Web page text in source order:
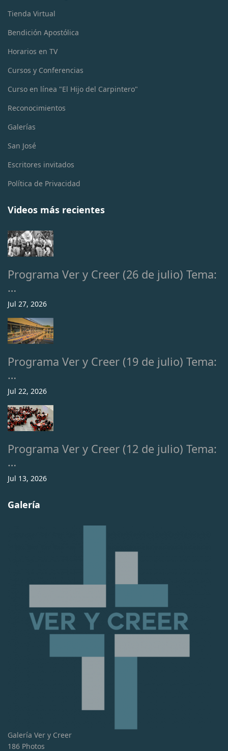
Tienda Virtual
Bendición Apostólica
Horarios en TV
Cursos y Conferencias
Curso en línea "El Hijo del Carpintero"
Reconocimientos
Galerías
San José
Escritores invitados
Política de Privacidad
Videos más recientes
Programa Ver y Creer (26 de julio) Tema:
…
Jul 27, 2026
Programa Ver y Creer (19 de julio) Tema:
…
Jul 22, 2026
Programa Ver y Creer (12 de julio) Tema:
…
Jul 13, 2026
Galería
Galería Ver y Creer
186 Photos